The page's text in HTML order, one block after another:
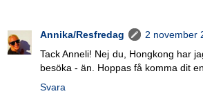
Annika/Resfredag
2 november
Tack Anneli! Nej du, Hongkong har
besöka - än. Hoppas få komma dit
Svara